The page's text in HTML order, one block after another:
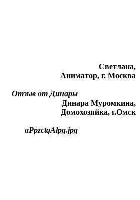
Светлана,
Аниматор, г. Москва
Динара Муромкина,
Домохозяйка, г.Омск